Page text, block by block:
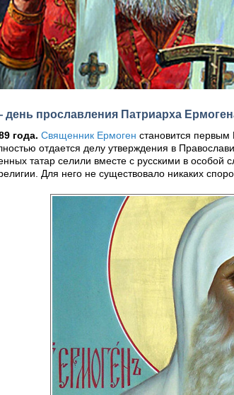
день прославления Патриарха
года. Священник Ермоген становится первым
отдается делу утверждения в
татар селили вместе с русскими в особой
Для него не существовало никаких